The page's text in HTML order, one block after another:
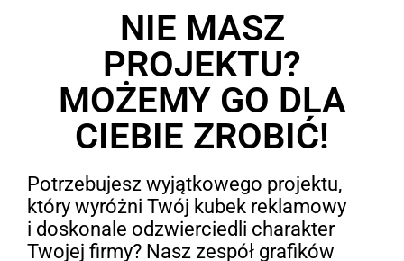
NIE MASZ
PROJEKTU?
MOŻEMY GO DLA
CIEBIE ZROBIĆ!
Potrzebujesz wyjątkowego projektu,
który wyróżni Twój kubek reklamowy
i doskonale odzwierciedli charakter
Twojej firmy? Nasz zespół grafików